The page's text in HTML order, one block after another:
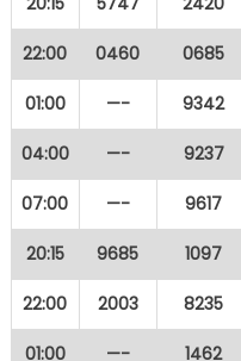
22:00 0460 0685
01:00 —- 9342
04:00 —- 9237
07:00 —- 9617
20:15 9685 1097
22:00 2003 8235
01:00 —- 1462